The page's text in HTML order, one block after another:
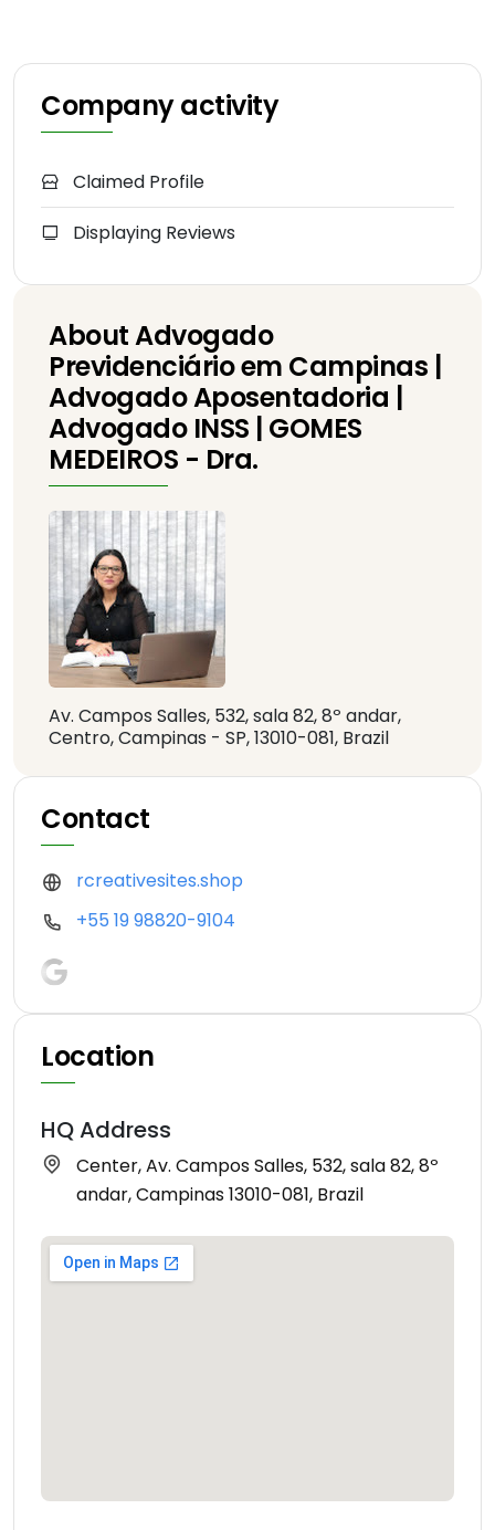
Company activity
Claimed Profile
Displaying Reviews
About Advogado
Previdenciário em Campinas |
Advogado Aposentadoria |
Advogado INSS | GOMES
MEDEIROS - Dra.
Av. Campos Salles, 532, sala 82, 8º andar,
Centro, Campinas - SP, 13010-081, Brazil
Contact
rcreativesites.shop
+55 19 98820-9104
Location
HQ Address
Center, Av. Campos Salles, 532, sala 82, 8º
andar, Campinas 13010-081, Brazil